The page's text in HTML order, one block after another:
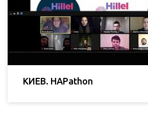
КИЕВ. HAPathon